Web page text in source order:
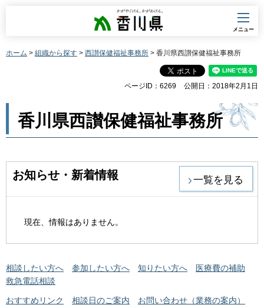
香川県
メニュー
ホーム > 組織から探す > 西讃保健福祉事務所 > 香川県西讃保健福祉事務所
ページID：6269 公開日：2018年2月1日
香川県西讃保健福祉事務所
お知らせ・新着情報 一覧を見る
現在、情報はありません。
相談したい方へ 参加したい方へ 知りたい方へ
医療費の補助
救急電話相談
おすすめリンク 相談日のご案内
お問い合わせ（業務の案内）